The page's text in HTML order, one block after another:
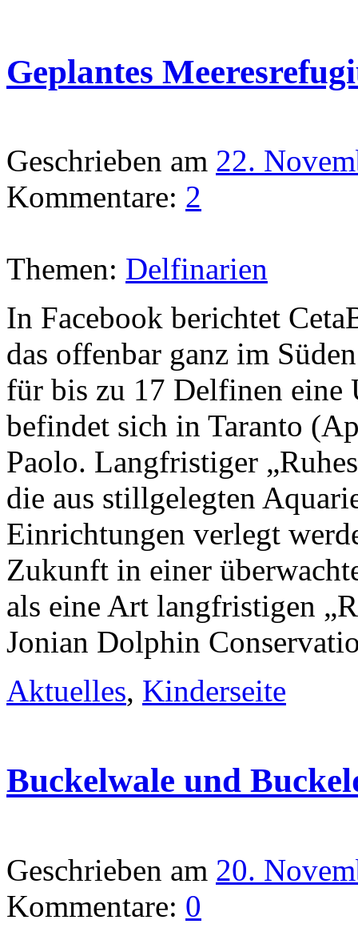
Geplantes
Geschrieben am 22.
Kommentare: 2
Themen: Delfinarien
In Facebook berichtet
das offenbar ganz im
für bis zu 17 Delfinen eine
befindet sich in Taranto
Paolo. Langfristiger
die aus stillgelegten
Einrichtungen verlegt
Zukunft in einer
als eine Art langfristigen
Jonian Dolphin
Aktuelles, Kinderseite
Buckelwale und
Geschrieben am 20.
Kommentare: 0